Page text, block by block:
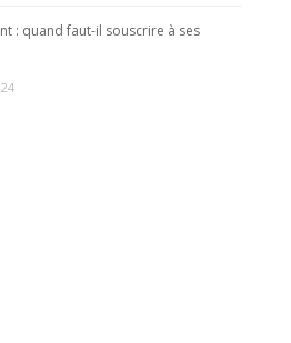
: quand faut-il souscrire à ses